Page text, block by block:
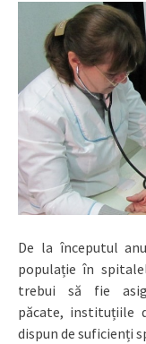
De la începutul
populație în
trebui să fie
păcate, instituțiile
dispun de suficienți